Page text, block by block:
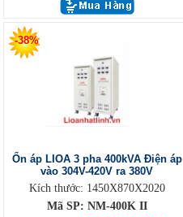
-38%
Ổn áp LIOA 3 pha 400kVA Điện áp
vào 304V-420V ra 380V
Kích thước: 1450X870X2020
Mã SP: NM-400K II